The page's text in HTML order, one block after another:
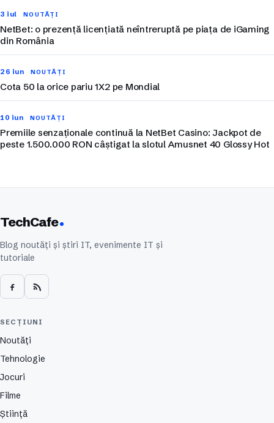
3 iul NOUTĂȚI
NetBet: o prezență licențiată neîntreruptă pe piața de iGaming
din România
26 iun NOUTĂȚI
Cota 50 la orice pariu 1X2 pe Mondial
10 iun NOUTĂȚI
Premiile senzaționale continuă la NetBet Casino: Jackpot de
peste 1.500.000 RON câștigat la slotul Amusnet 40 Glossy Hot
TechCafe
Blog noutăți și știri IT, evenimente IT și
tutoriale
SECȚIUNI
Noutăți
Tehnologie
Jocuri
Filme
Știință